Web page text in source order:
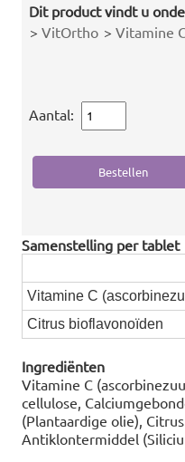
Dit product vindt u
> VitOrtho > Vitamine
Aantal:
Samenstelling per tablet
Vitamine C
Citrus bioflavonoïden
Ingrediënten
Vitamine C
cellulose,
(Plantaardige olie),
Antiklontermiddel